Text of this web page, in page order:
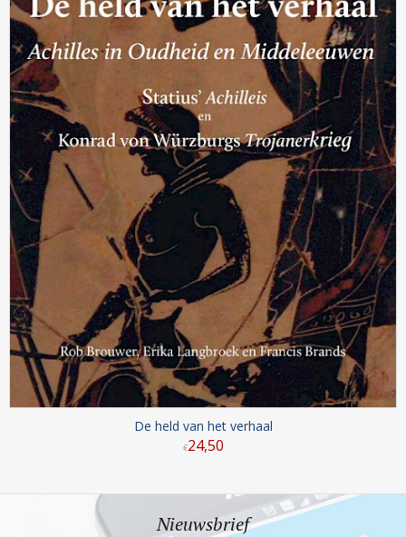
De held van het verhaal
€24,50
Nieuwsbrief